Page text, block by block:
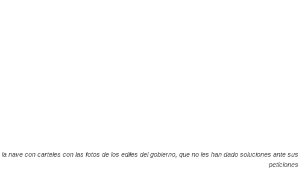
nave con carteles con las fotos de los ediles del gobierno, que no les han dado soluciones ante sus
peticiones